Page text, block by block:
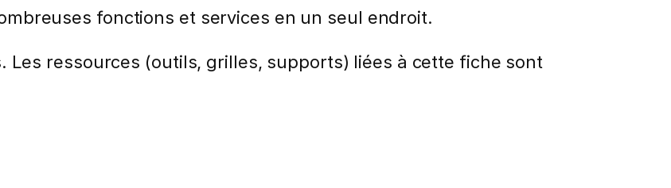
fonctions et services en un seul endroit.
ressources (outils, grilles, supports) liées à cette fiche sont